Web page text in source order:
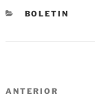
BOLETIN
ANTERIOR